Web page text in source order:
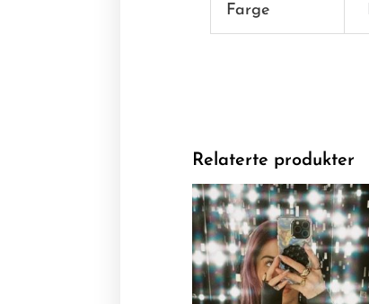
Farge
Relaterte produkter